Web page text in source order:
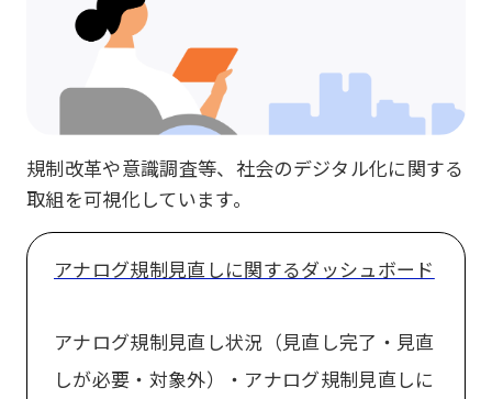
規制改革や意識調査等、社会のデジタル化に関する
取組を可視化しています。
アナログ規制見直しに関するダッシュボード
アナログ規制見直し状況（見直し完了・見直
しが必要・対象外）・アナログ規制見直しに